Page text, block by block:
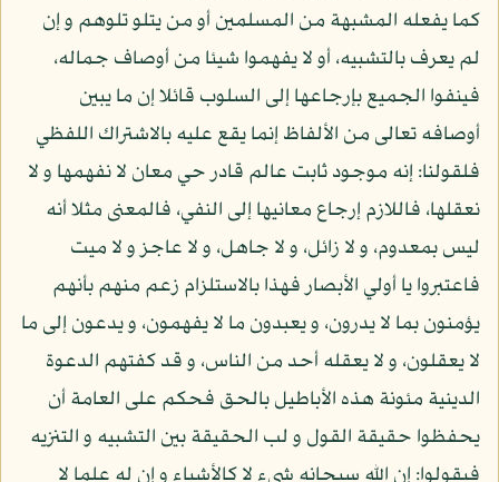
كما يفعله المشبهة من المسلمين أو من يتلو تلوهم و إن
لم يعرف بالتشبيه، أو لا يفهموا شيئا من أوصاف جماله،
فينفوا الجميع بإرجاعها إلى السلوب قائلا إن ما يبين
أوصافه تعالى من الألفاظ إنما يقع عليه بالاشتراك اللفظي
فلقولنا: إنه موجود ثابت عالم قادر حي معان لا نفهمها و لا
نعقلها، فاللازم إرجاع معانيها إلى النفي، فالمعنى مثلا أنه
ليس بمعدوم، و لا زائل، و لا جاهل، و لا عاجز و لا ميت
فاعتبروا يا أولي الأبصار فهذا بالاستلزام زعم منهم بأنهم
يؤمنون بما لا يدرون، و يعبدون ما لا يفهمون، و يدعون إلى ما
لا يعقلون، و لا يعقله أحد من الناس، و قد كفتهم الدعوة
الدينية مئونة هذه الأباطيل بالحق فحكم على العامة أن
يحفظوا حقيقة القول و لب الحقيقة بين التشبيه و التنزيه
فيقولوا: إن الله سبحانه شيء لا كالأشياء و إن له علما لا